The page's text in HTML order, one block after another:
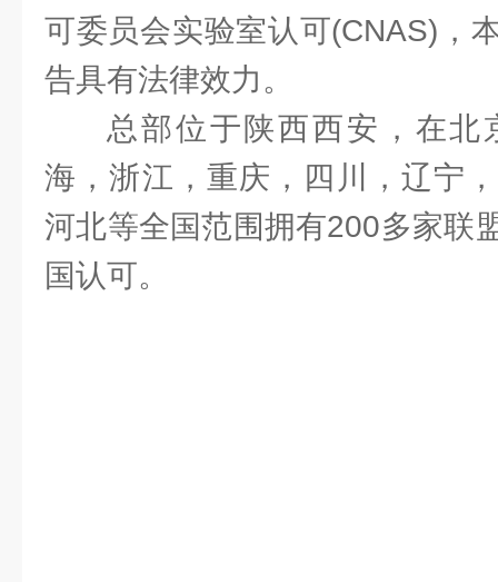
可委员会实验室认可(CNAS)，
告具有法律效力。
总部位于陕西西安，在北
海，浙江，重庆，四川，辽宁
河北等全国范围拥有200多家联
国认可。